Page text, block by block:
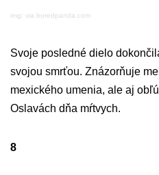
img: via boredpanda.com
Svoje posledné dielo
svojou smrťou. Znázorňuje
mexického umenia, ale aj
Oslavách dňa mŕtvych.
8